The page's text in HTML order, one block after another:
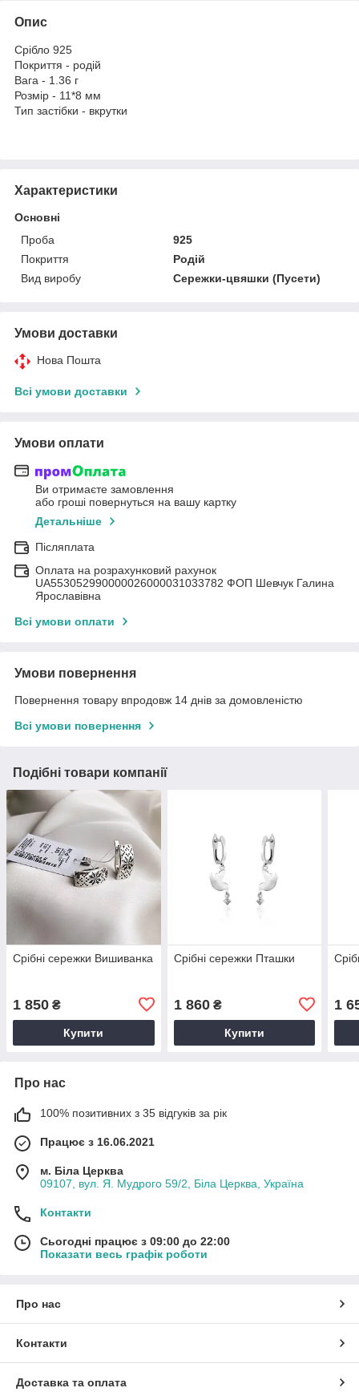
Опис
Срібло 925
Покриття - родій
Вага - 1.36 г
Розмір - 11*8 мм
Тип застібки - вкрутки
Характеристики
Основні
Проба
925
Покриття
Родій
Вид виробу
Сережки-цвяшки (Пусети)
Умови доставки
Нова Пошта
Всі умови доставки
Умови оплати
Ви отримаєте замовлення
або гроші повернуться на вашу картку
Детальніше
Післяплата
Оплата на розрахунковий рахунок
UA553052990000026000031033782 ФОП Шевчук Галина
Ярославівна
Всі умови оплати
Умови повернення
Повернення товару впродовж 14 днів за домовленістю
Всі умови повернення
Подібні товари компанії
Срібні сережки Вишиванка
1 850 ₴
Купити
Срібні сережки Пташки
1 860₴
Купити
1
Про нас
100% позитивних з 35 відгуків за рік
Працює з 16.06.2021
м. Біла Церква
09107, вул. Я. Мудрого 59/2, Біла Церква, Україна
Контакти
Сьогодні працює з 09:00 до 22:00
Показати весь графік роботи
Про нас
Контакти
Доставка та оплата